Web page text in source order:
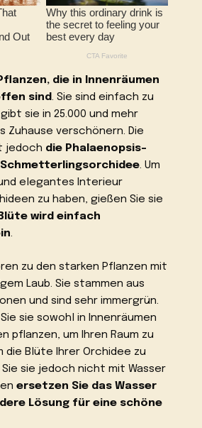
die in Innenräumen
sind. Sie sind einfach zu
sie in 25.000 und mehr
Zuhause verschönern. Die
jedoch die Phalaenopsis-
. Um
elegantes Interieur
zu haben, gießen Sie sie
wird einfach
.
zu den starken Pflanzen mit
Laub. Sie stammen aus
und sind sehr immergrün.
sie sowohl in Innenräumen
pflanzen, um Ihren Raum zu
die Blüte Ihrer Orchidee zu
sie jedoch nicht mit Wasser
ersetzen Sie das Wasser
Lösung für eine schöne